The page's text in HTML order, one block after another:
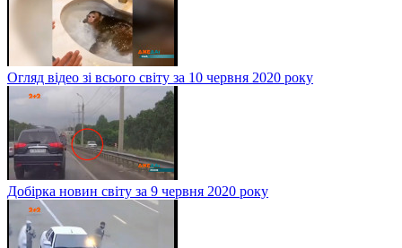
Огляд відео зі всього світу за 10 червня 2020 року
Добірка новин світу за 9 червня 2020 року